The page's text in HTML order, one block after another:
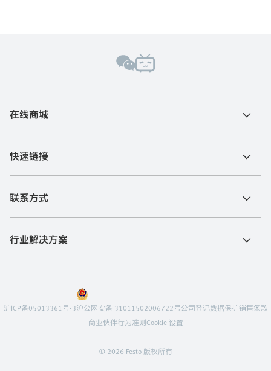
在线商城
快速链接
联系方式
行业解决方案
© 2026 Festo 版权所有
沪ICP备05013361号-3沪公网安备 31011502006722号公司登记数据保护销售条款
商业伙伴行为准则Cookie 设置